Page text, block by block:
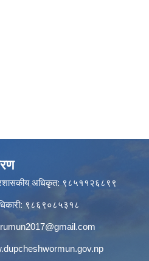
अधिकृत: ९८५११२६८९९
९८६९०८५३१८